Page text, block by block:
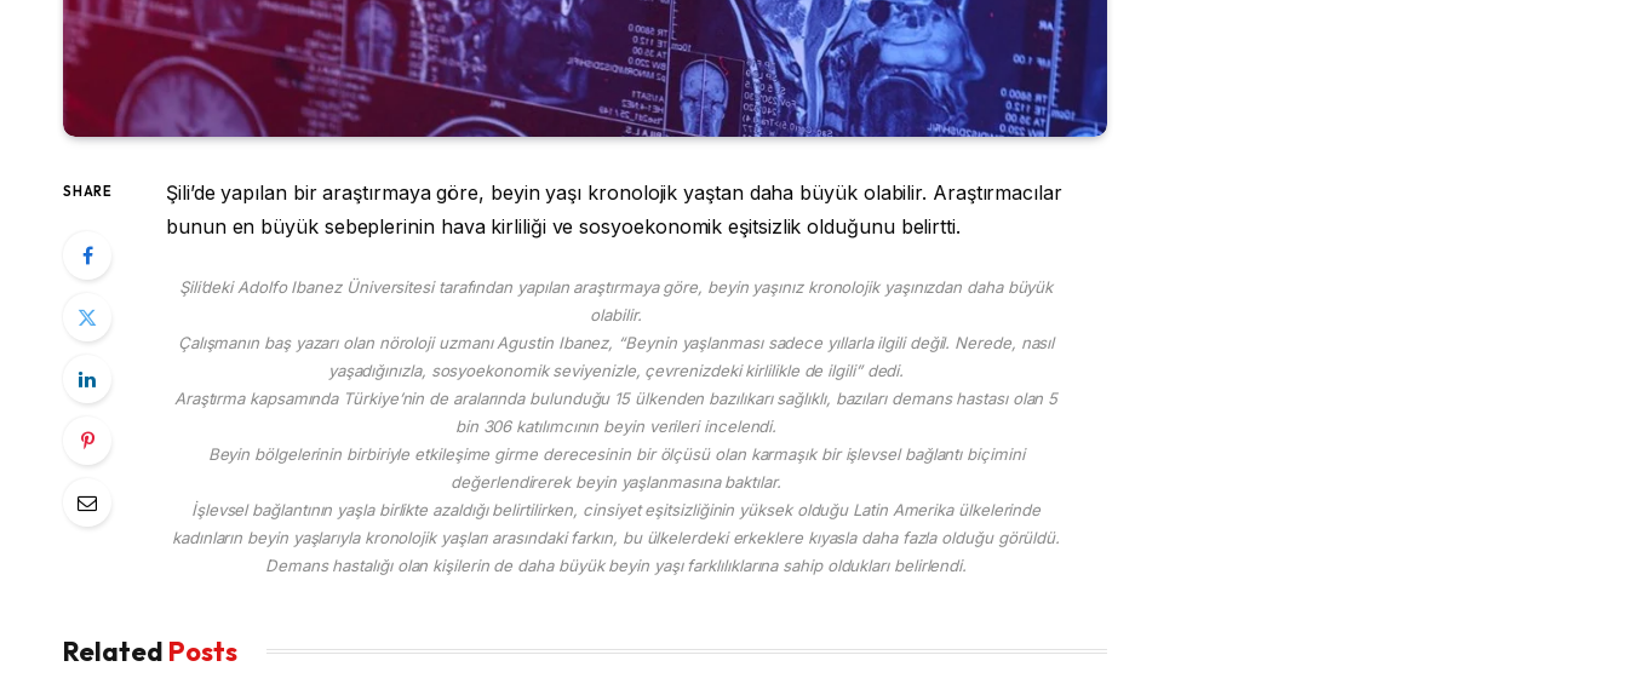
SHARE
Şili’de yapılan bir araştırmaya göre, beyin yaşı kronolojik yaştan daha büyük olabilir. Araştırmacılar
bunun en büyük sebeplerinin hava kirliliği ve sosyoekonomik eşitsizlik olduğunu belirtti.
Şili’deki Adolfo Ibanez Üniversitesi tarafından yapılan araştırmaya göre, beyin yaşınız kronolojik yaşınızdan daha büyük
olabilir.
Çalışmanın baş yazarı olan nöroloji uzmanı Agustin Ibanez, “Beynin yaşlanması sadece yıllarla ilgili değil. Nerede, nasıl
yaşadığınızla, sosyoekonomik seviyenizle, çevrenizdeki kirlilikle de ilgili” dedi.
Araştırma kapsamında Türkiye’nin de aralarında bulunduğu 15 ülkenden bazılıkarı sağlıklı, bazıları demans hastası olan 5
bin 306 katılımcının beyin verileri incelendi.
Beyin bölgelerinin birbiriyle etkileşime girme derecesinin bir ölçüsü olan karmaşık bir işlevsel bağlantı biçimini
değerlendirerek beyin yaşlanmasına baktılar.
İşlevsel bağlantının yaşla birlikte azaldığı belirtilirken, cinsiyet eşitsizliğinin yüksek olduğu Latin Amerika ülkelerinde
kadınların beyin yaşlarıyla kronolojik yaşları arasındaki farkın, bu ülkelerdeki erkeklere kıyasla daha fazla olduğu görüldü.
Demans hastalığı olan kişilerin de daha büyük beyin yaşı farklılıklarına sahip oldukları belirlendi.
Related Posts